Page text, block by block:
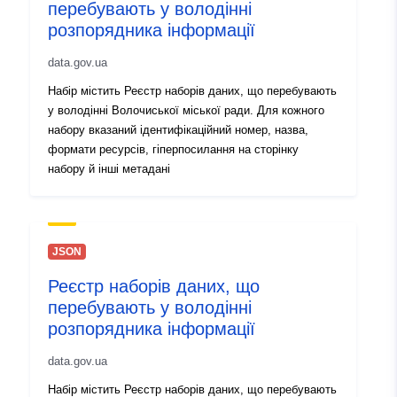
Aitheantóirí:
78b50526-cf83-4903-ab75-
uriRef:
http://data.europa.eu/88u/dataset/
cf83-4903-ab75-dbd580019244
Sonraí leagain: 1.0
перебувають у володінні
розпорядника інформації
data.gov.ua
Набір містить Реєстр наборів даних, що перебувають
у володінні Волочиської міської ради. Для кожного
набору вказаний ідентифікаційний номер, назва,
формати ресурсів, гіперпосилання на сторінку
набору й інші метадані
JSON
Реєстр наборів даних, що
перебувають у володінні
розпорядника інформації
data.gov.ua
Набір містить Реєстр наборів даних, що перебувають